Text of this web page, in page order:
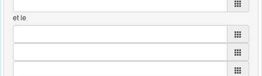
et le